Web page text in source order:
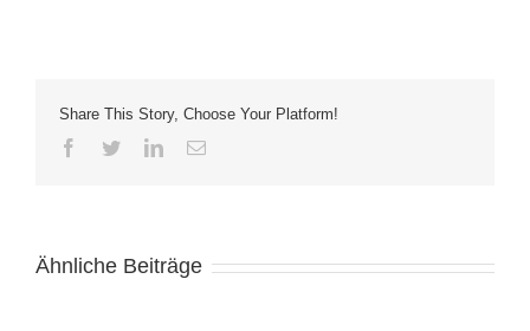
Share This Story, Choose Your Platform!
Facebook
TwitterLinkedIn
E-
Ähnliche Beiträge